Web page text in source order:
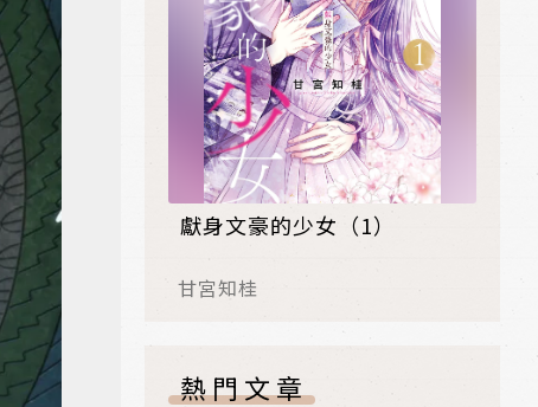
獻身文豪的少女（1）
甘宮知桂
熱門文章